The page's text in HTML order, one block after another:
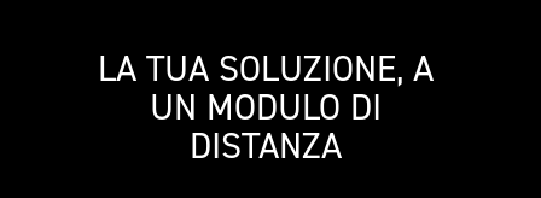
LA TUA SOLUZIONE, A
UN MODULO DI
DISTANZA